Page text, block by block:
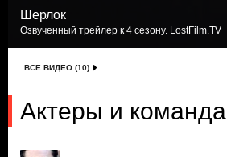
Шерлок
Озвученный трейлер к 4 сезону. LostFilm.TV
ВСЕ ВИДЕО (10)
Актеры и команда